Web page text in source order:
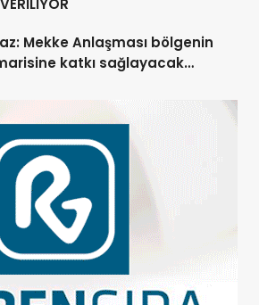
Mekke Anlaşması bölgenin
katkı sağlayacak